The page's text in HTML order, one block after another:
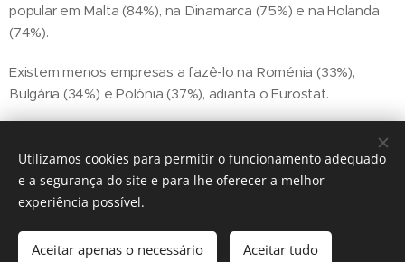
popular em Malta (84%), na Dinamarca (75%) e na Holanda
(74%).
Existem menos empresas a fazê-lo na Roménia (33%),
Bulgária (34%) e Polónia (37%), adianta o Eurostat.
Share
Utilizamos cookies para permitir o funcionamento adequado
e a segurança do site e para lhe oferecer a melhor
experiência possível.
Aceitar apenas o necessário Aceitar tudo